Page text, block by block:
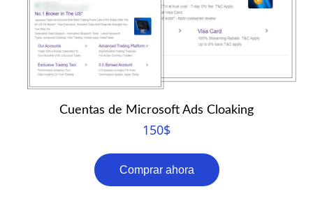
Cuentas de Microsoft Ads Cloaking
150$
Comprar ahora